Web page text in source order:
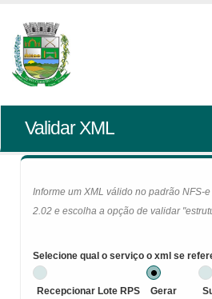
Validar XML
Informe um XML válido no padrão NFS-
2.02 e escolha a opção de validar
Selecione qual o serviço o xml se
Recepcionar Lote RPS
Gerar